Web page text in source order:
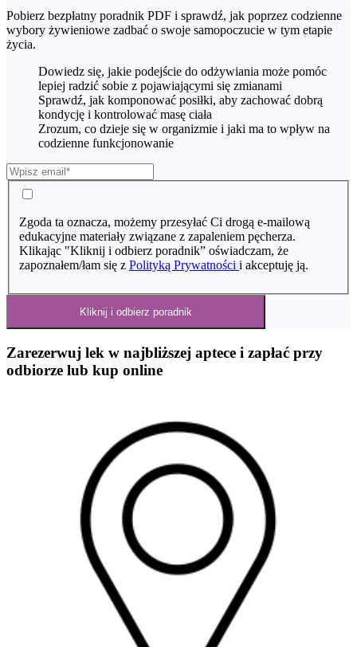
Pobierz bezpłatny poradnik PDF i sprawdź, jak poprzez codzienne
wybory żywieniowe zadbać o swoje samopoczucie w tym etapie
życia.
Dowiedz się, jakie podejście do odżywiania może pomóc
lepiej radzić sobie z pojawiającymi się zmianami
Sprawdź, jak komponować posiłki, aby zachować dobrą
kondycję i kontrolować masę ciała
Zrozum, co dzieje się w organizmie i jaki ma to wpływ na
codzienne funkcjonowanie
Zgoda ta oznacza, możemy przesyłać Ci drogą e-mailową
edukacyjne materiały związane z zapaleniem pęcherza.
Klikając "Kliknij i odbierz poradnik” oświadczam, że
zapoznałem/łam się z Polityką Prywatności i akceptuję ją.
Kliknij i odbierz poradnik
Zarezerwuj lek w najbliższej aptece i zapłać przy
odbiorze lub kup online